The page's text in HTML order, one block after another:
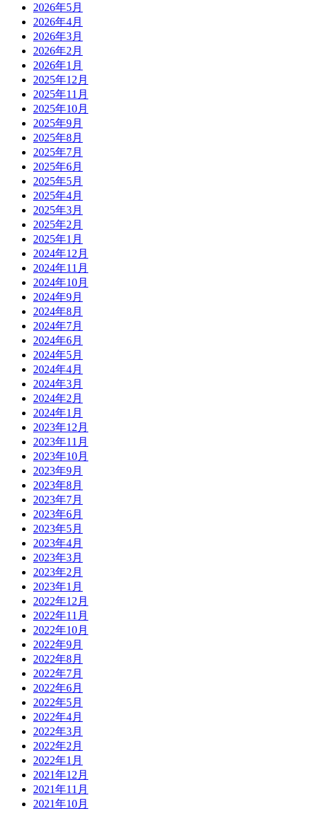
2026年5月
2026年4月
2026年3月
2026年2月
2026年1月
2025年12月
2025年11月
2025年10月
2025年9月
2025年8月
2025年7月
2025年6月
2025年5月
2025年4月
2025年3月
2025年2月
2025年1月
2024年12月
2024年11月
2024年10月
2024年9月
2024年8月
2024年7月
2024年6月
2024年5月
2024年4月
2024年3月
2024年2月
2024年1月
2023年12月
2023年11月
2023年10月
2023年9月
2023年8月
2023年7月
2023年6月
2023年5月
2023年4月
2023年3月
2023年2月
2023年1月
2022年12月
2022年11月
2022年10月
2022年9月
2022年8月
2022年7月
2022年6月
2022年5月
2022年4月
2022年3月
2022年2月
2022年1月
2021年12月
2021年11月
2021年10月